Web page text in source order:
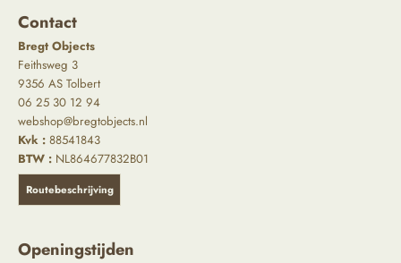
Contact
Bregt Objects
Feithsweg 3
9356 AS Tolbert
06 25 30 12 94
webshop@bregtobjects.nl
Kvk : 88541843
BTW : NL864677832B01
Routebeschrijving
Openingstijden